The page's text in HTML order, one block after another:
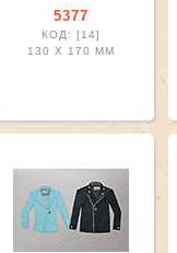
5377
КОД: [14]
130 X
170 ММ